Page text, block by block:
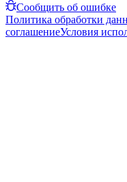
Сообщить об ошибке
Политика обработки
соглашениеУсловия